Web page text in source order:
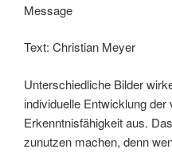
Message
Text: Christian Meyer
Unterschiedliche Bilder
individuelle Entwicklung
Erkenntnisfähigkeit aus.
zunutzen machen, denn